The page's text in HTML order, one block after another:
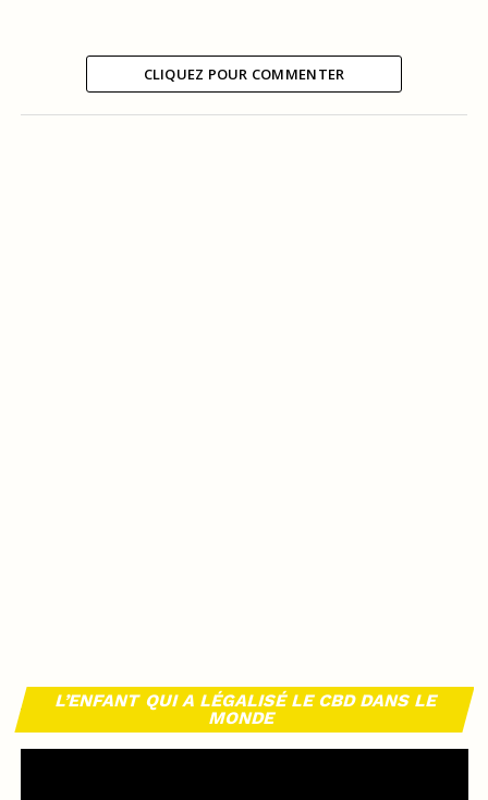
CLIQUEZ POUR COMMENTER
L’ENFANT QUI A LÉGALISÉ LE CBD DANS LE
MONDE